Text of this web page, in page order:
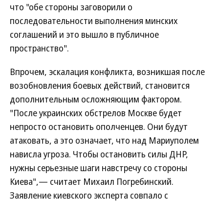
что "обе стороны заговорили о
последовательности выполнения минских
соглашений и это вышло в публичное
пространство".
Впрочем, эскалация конфликта, возникшая после
возобновления боевых действий, становится
дополнительным осложняющим фактором.
"После украинских обстрелов Москве будет
непросто остановить ополченцев. Они будут
атаковать, а это означает, что над Мариуполем
нависла угроза. Чтобы остановить силы ДНР,
нужны серьезные шаги навстречу со стороны
Киева",— считает Михаил Погребинский.
Заявление киевского эксперта совпало с